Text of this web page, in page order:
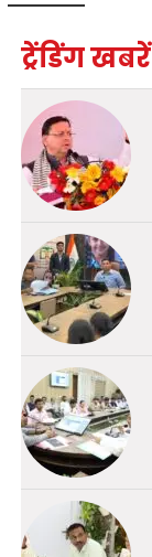
ट्रेंडिंग खबरें